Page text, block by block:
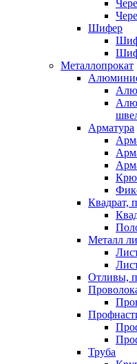
Шифер
Металлопрокат
Арматура
Квадрат,
Металл
Отливы,
Труба